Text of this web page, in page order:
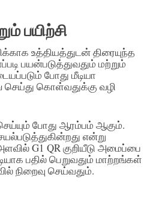
பயிற்சி
உத்தியத்துடன் திரையுந்த
பயன்படுத்துவதும் மற்றும்
போது மீடியா
செய்து கொள்வதுக்கு வழி
போது ஆரம்பம் ஆகும்.
என்று
அளவில் G1 QR குறியீடு அமைப்பை
பதில் பெறுவதும் மாற்றங்கள்
நிறைவு செய்வதும்.